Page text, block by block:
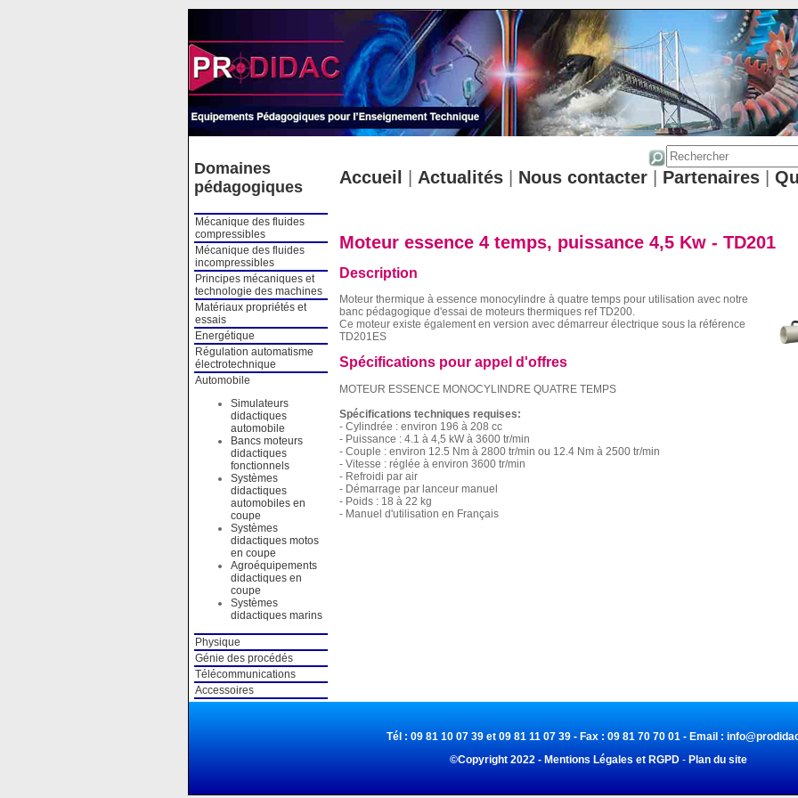
Domaines
pédagogiques
Mécanique des fluides
compressibles
Mécanique des fluides
incompressibles
Principes mécaniques et
technologie des machines
Matériaux propriétés et
essais
Energétique
Régulation automatisme
électrotechnique
Automobile
Simulateurs
didactiques
automobile
Bancs moteurs
didactiques
fonctionnels
Systèmes
didactiques
automobiles en
coupe
Systèmes
didactiques motos
en coupe
Agroéquipements
didactiques en
coupe
Systèmes
didactiques marins
Physique
Génie des procédés
Télécommunications
Accessoires
Accueil Actualités| Nous contacter| Partenaires|
Moteur essence 4 temps, puissance 4,5 Kw - TD201
Description
Moteur thermique à essence monocylindre à quatre temps pour utilisation avec notre
banc pédagogique d'essai de moteurs thermiques ref TD200.
Ce moteur existe également en version avec démarreur électrique sous la référence
TD201ES
Spécifications pour appel d'offres
MOTEUR ESSENCE MONOCYLINDRE QUATRE TEMPS
Spécifications techniques requises:
- Cylindrée : environ 196 à 208 cc
- Puissance : 4.1 à 4,5 kW à 3600 tr/min
- Couple : environ 12.5 Nm à 2800 tr/min ou 12.4 Nm à 2500 tr/min
- Vitesse : réglée à environ 3600 tr/min
- Refroidi par air
- Démarrage par lanceur manuel
- Poids : 18 à 22 kg
- Manuel d'utilisation en Français
Tél : 09 81 10 07 39 et 09 81 11 07 39 - Fax : 09 81 70 70 01 - Email :
©Copyright 2022 - Mentions Légales et RGPD - Plan du site